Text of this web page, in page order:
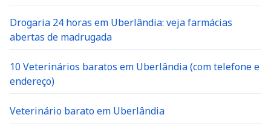
Drogaria 24 horas em Uberlândia: veja farmácias
abertas de madrugada
10 Veterinários baratos em Uberlândia (com telefone e
endereço)
Veterinário barato em Uberlândia